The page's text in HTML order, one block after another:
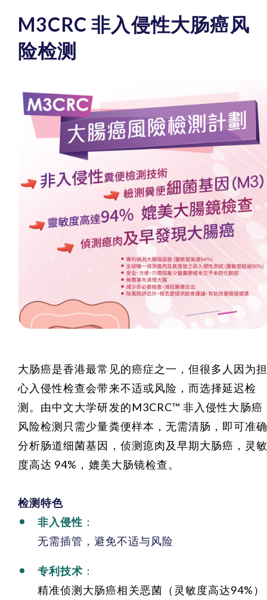
M3CRC 非入侵性大肠癌风
险检测
大肠癌是香港最常见的癌症之一，但很多人因为
心入侵性检查会带来不适或风险，而选择延迟检
测。由中文大学研发的M3CRC™ 非入侵性大肠癌
风险检测只需少量粪便样本，无需清肠，即可准
分析肠道细菌基因，侦测瘜肉及早期大肠癌，灵
度高达 94%，媲美大肠镜检查。
检测特色
非入侵性 ：
无需插管，避免不适与风险
专利技术 ：
精准侦测大肠癌相关恶菌（灵敏度高达94%）